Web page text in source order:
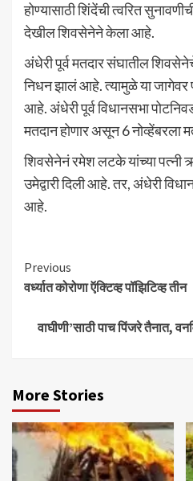
होण्यासाठी शिंदेंची त्वरित
देखील शिवसेनेने केला आहे.
अंधेरी पूर्व मतदार संघातील
निधन झालं आहे. त्यामुळे या जागेवर
आहे. अंधेरी पूर्व विधानसभा
मतदान होणार असून 6 नोव्हेंबरला
शिवसेनेनं रमेश लटके यांच्या पत्नी
उमेद्वारी दिली आहे. तर, अंधेरी
आहे.
Continue
Reading
Previous
वर्ध्यात कोरोणा ऍक्टिव्ह पॉझिटिव्ह तीन
वाघीणी’साठी पाच पिंजरे तैनात,
More Stories